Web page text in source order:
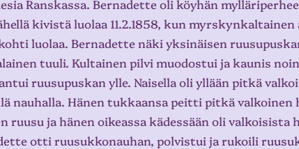
Ranskassa. Bernadette oli köyhän
kivistä luolaa 11.2.1858, kun myrskynkaltainen
luolaa. Bernadette näki yksinäisen
tuuli. Kultainen pilvi muodostui ja kaunis noin
ruusupuskan ylle. Naisella oli yllään pitkä
nauhalla. Hänen tukkaansa peitti pitkä valkoinen
ruusu ja hänen oikeassa kädessään oli valkoisista
otti ruusukkonauhan, polvistui ja rukoili